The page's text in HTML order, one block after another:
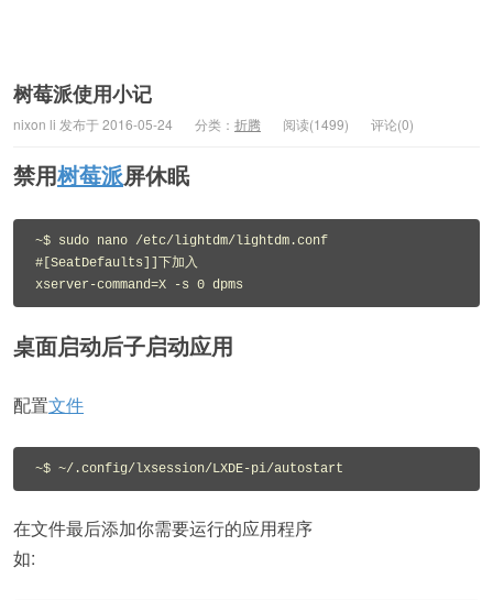
树莓派使用小记
nixon li 发布于 2016-05-24 分类： 折腾 阅读(1499) 评论(0)
禁用树莓派屏休眠
~$ sudo nano /etc/lightdm/lightdm.conf
#[SeatDefaults]]下加入
桌面启动后子启动应用
配置文件
在文件最后添加你需要运行的应用程序
如: